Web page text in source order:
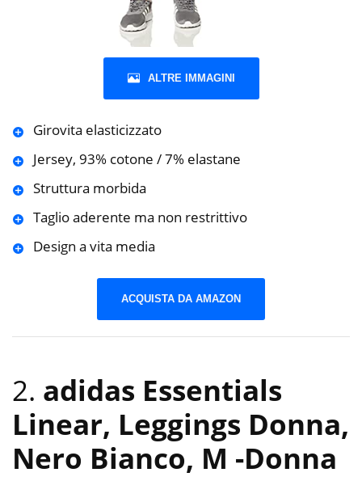
ALTRE IMMAGINI
Girovita elasticizzato
Jersey, 93% cotone / 7% elastane
Struttura morbida
Taglio aderente ma non restrittivo
Design a vita media
ACQUISTA DA AMAZON
2. adidas Essentials
Linear, Leggings Donna,
Nero Bianco, M -Donna